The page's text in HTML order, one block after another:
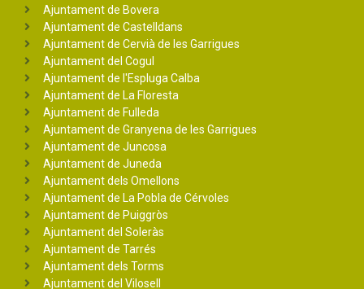
Ajuntament de Bovera
Ajuntament de Castelldans
Ajuntament de Cervià de les Garrigues
Ajuntament del Cogul
Ajuntament de l'Espluga Calba
Ajuntament de La Floresta
Ajuntament de Fulleda
Ajuntament de Granyena de les Garrigues
Ajuntament de Juncosa
Ajuntament de Juneda
Ajuntament dels Omellons
Ajuntament de La Pobla de Cérvoles
Ajuntament de Puiggròs
Ajuntament del Soleràs
Ajuntament de Tarrés
Ajuntament dels Torms
Ajuntament del Vilosell